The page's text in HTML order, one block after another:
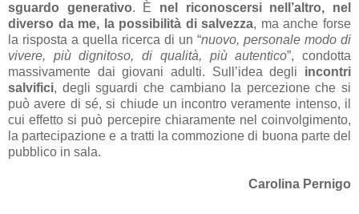
sguardo generativo. È nel riconoscersi nell’altro, nel
diverso da me, la possibilità di salvezza, ma anche forse
la risposta a quella ricerca di un “nuovo, personale modo di
vivere, più dignitoso, di qualità, più autentico”, condotta
massivamente dai giovani adulti. Sull’idea degli incontri
salvifici, degli sguardi che cambiano la percezione che si
può avere di sé, si chiude un incontro veramente intenso, il
cui effetto si può percepire chiaramente nel coinvolgimento,
la partecipazione e a tratti la commozione di buona parte del
pubblico in sala.
Carolina Pernigo